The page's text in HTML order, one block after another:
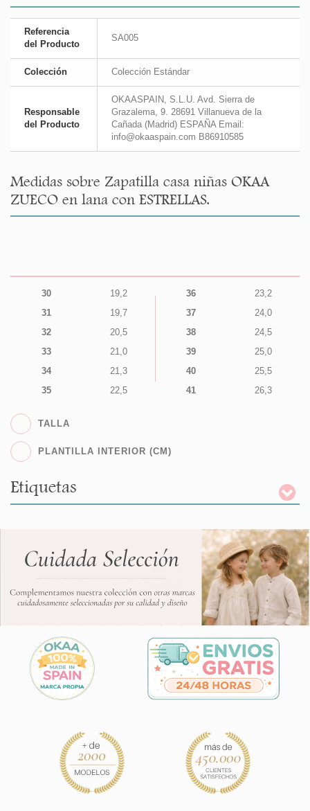
Referencia
del Producto
SA005
Colección Colección Estándar
Responsable
del Producto
OKAASPAIN, S.L.U. Avd. Sierra de
Grazalema, 9. 28691 Villanueva de la
Cañada (Madrid) ESPAÑA Email:
info@okaaspain.com B86910585
Medidas sobre Zapatilla casa niñas OKAA
ZUECO en lana con ESTRELLAS.
30
19,2
31
19,7
32
20,5
33
21,0
34
21,3
35
22,5
36
23,2
37
24,0
38
24,5
39
25,0
40
25,5
41
26,3
TALLA
PLANTILLA INTERIOR (CM)
Etiquetas